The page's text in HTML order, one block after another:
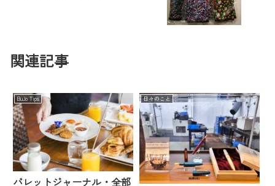
関連記事
BuJo Tips
バレットジャーナル・全部
日々のこと